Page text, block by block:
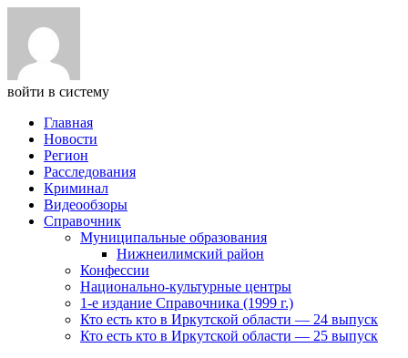
войти в систему
Главная
Новости
Регион
Расследования
Криминал
Видеообзоры
Справочник
Муниципальные образования
Нижнеилимский район
Конфессии
Национально-культурные центры
1-е издание Справочника (1999 г.)
Кто есть кто в Иркутской области — 24 выпуск
Кто есть кто в Иркутской области — 25 выпуск